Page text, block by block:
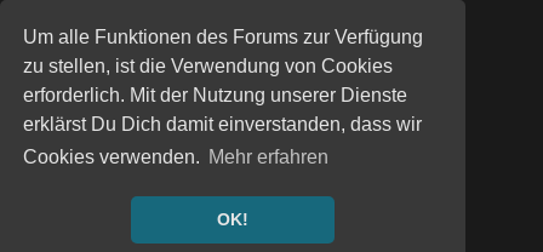
Um alle Funktionen des Forums zur Verfügung
zu stellen, ist die Verwendung von Cookies
erforderlich. Mit der Nutzung unserer Dienste
erklärst Du Dich damit einverstanden, dass wir
Cookies verwenden. Mehr erfahren
OK!